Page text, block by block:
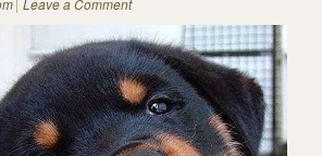
Leave a Comment